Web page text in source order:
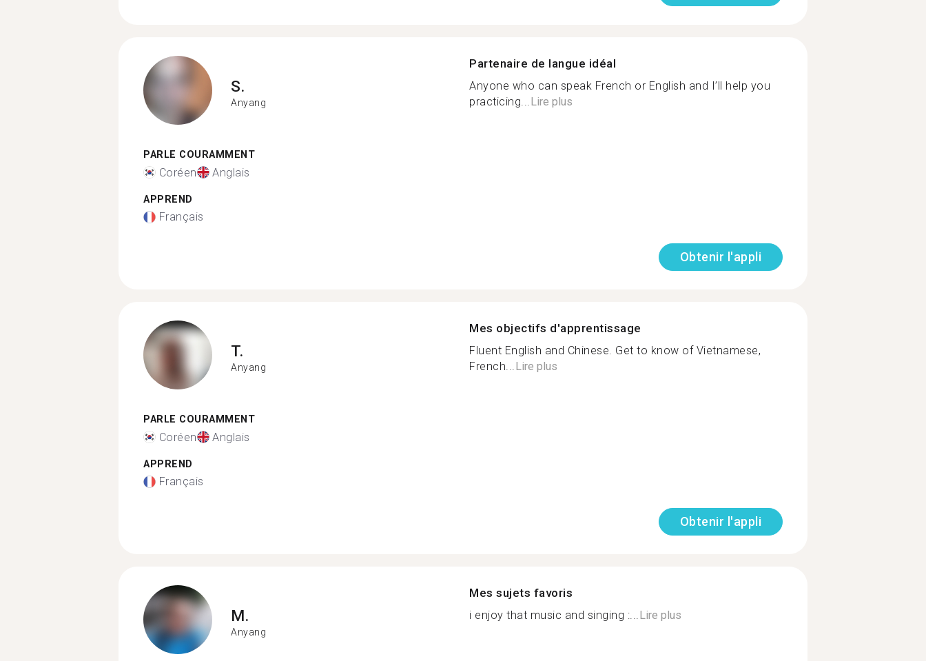
S.
Anyang
PARLE COURAMMENT
Coréen Anglais
APPREND
Français
Partenaire de langue idéal
Anyone who can speak French or English and I’ll help you
practicing...Lire plus
Obtenir l'appli
T.
Anyang
PARLE COURAMMENT
Coréen Anglais
APPREND
Français
Mes objectifs d'apprentissage
Fluent English and Chinese. Get to know of Vietnamese,
French...Lire plus
Obtenir l'appli
M.
Anyang
Mes sujets favoris
i enjoy that music and singing :...Lire plus